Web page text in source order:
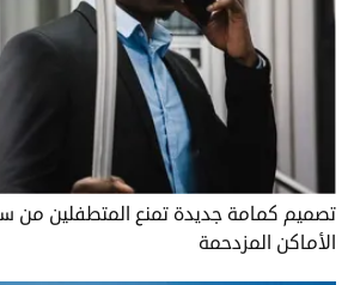
تصميم كمامة جديدة تمنع المتطفلين من
الأماكن المزدحمة